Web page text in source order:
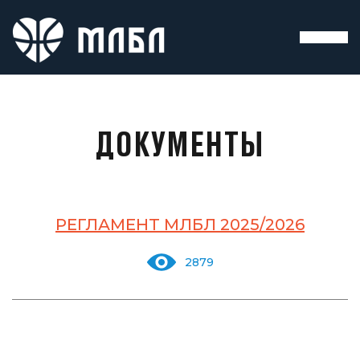
ДОКУМЕНТЫ
РЕГЛАМЕНТ МЛБЛ 2025/2026
2879